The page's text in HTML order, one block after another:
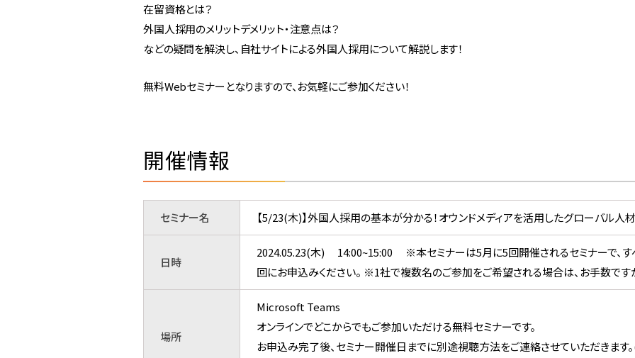
在留資格とは？
外国人採用のメリットデメリット・注意点は？
などの疑問を解決し、自社サイトによる外国人採用について解説します！
無料Webセミナーとなりますので、お気軽にご参加ください！
開催情報
セミナー名 【5/23(木)】外国人採用の基本が分かる！オウンドメディアを活用したグローバル人
日時
2024.05.23(木) 14:00~15:00 ※本セミナーは5月に5回開催されるセミナーで、す
回にお申込みください。 ※1社で複数名のご参加をご希望される場合は、お手数で
場所
Microsoft Teams
オンラインでどこからでもご参加いただける無料セミナーです。
お申込み完了後、セミナー開催日までに別途視聴方法をご連絡させていただきます